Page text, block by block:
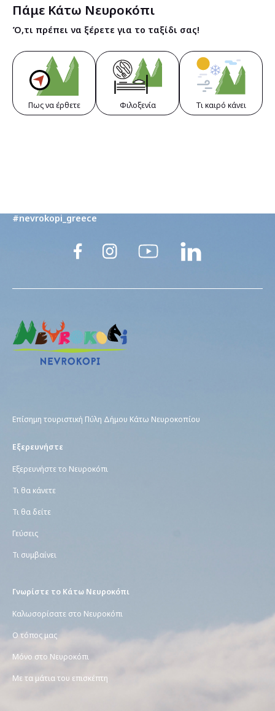
Πάμε Κάτω Νευροκόπι
Ό,τι πρέπει να ξέρετε για το ταξίδι σας!
Πως να έρθετε Φιλοξενία Τι καιρό κάνει
#nevrokopi_greece
Eπίσημη τουριστική Πύλη Δήμου Κάτω Νευροκοπίου
Εξερευνήστε
Εξερευνήστε το Νευροκόπι
Τι θα κάνετε
Τι θα δείτε
Γεύσεις
Τι συμβαίνει
Γνωρίστε το Κάτω Νευροκόπι
Καλωσορίσατε στο Νευροκόπι
Ο τόπος μας
Μόνο στο Νευροκόπι
Με τα μάτια του επισκέπτη